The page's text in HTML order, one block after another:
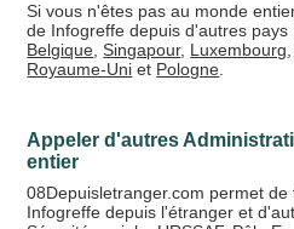
Si vous n'êtes pas au monde
de Infogreffe depuis d'autres pays
Belgique ,Singapour, Luxembourg
Royaume-Uni et Pologne
Appeler d'autres
entier
08Depuisletranger.com permet
Infogreffe depuis l'étranger et